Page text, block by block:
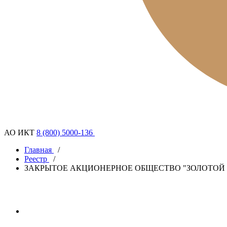
АО ИКТ 8 (800) 5000-136
Главная
/
Реестр
/
ЗАКРЫТОЕ АКЦИОНЕРНОЕ ОБЩЕСТВО "ЗОЛОТОЙ